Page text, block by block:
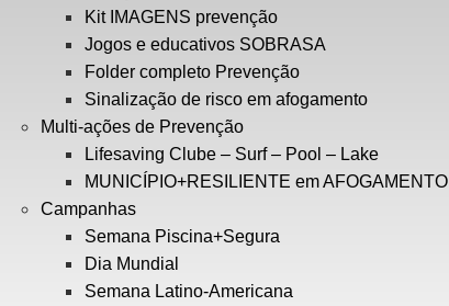
Kit IMAGENS prevenção
Jogos e educativos SOBRASA
Folder completo Prevenção
Sinalização de risco em afogamento
Multi-ações de Prevenção
Lifesaving Clube – Surf – Pool – Lake
MUNICÍPIO+RESILIENTE em AFOGAMENTO
Campanhas
Semana Piscina+Segura
Dia Mundial
Semana Latino-Americana